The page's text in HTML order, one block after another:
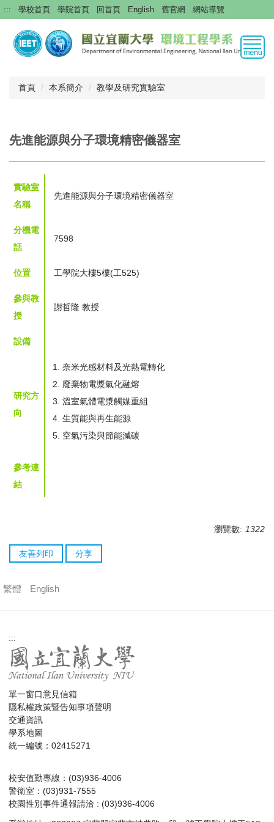
跳
到
要
::: 學校首頁 學院首頁 回首頁 English 舊官網 網站導覽
首頁 本系簡介 教學及研究實驗室
先進能源與分子環境精密儀器室
實驗室
名稱
先進能源與分子環境精密儀器室
分機電
話
7598
位置 工學院大樓5樓(工525)
參與教
授
謝哲隆 教授
設備
研究方
向
奈米光感材料及光熱電轉化
廢棄物電漿氣化融熔
溫室氣體電漿觸媒重組
生質能與再生能源
空氣污染與節能減碳
參考連
結
瀏覽數: 1322
友善列印 分享
繁體 English
:::
單一窗口意見信箱
隱私權政策暨告知事項聲明
交通資訊
學系地圖
統一編號：02415271
校安值勤專線：(03)936-4006
警衛室：(03)931-7555
校園性別事件通報請洽 : (03)936-4006